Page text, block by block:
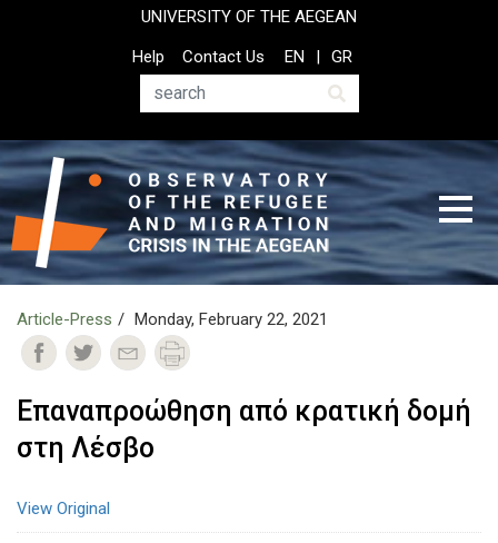
UNIVERSITY OF THE AEGEAN
Top
Header
Help
Contact Us
Search
EN GR
Article-Press Monday, February 22, 2021
Επαναπροώθηση από κρατική δομή
στη Λέσβο
View Original